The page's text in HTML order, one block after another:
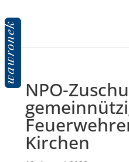
NPO-
Kirchen